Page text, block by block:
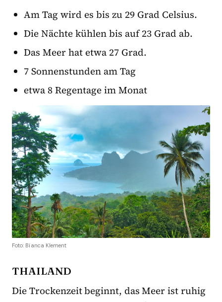
Am Tag wird es bis zu 29 Grad Celsius.
Die Nächte kühlen bis auf 23 Grad ab.
Das Meer hat etwa 27 Grad.
7 Sonnenstunden am Tag
etwa 8 Regentage im Monat
Foto: Bianca Klement
THAILAND
Die Trockenzeit beginnt, das Meer ist ruhig